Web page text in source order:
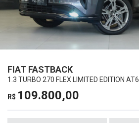
FIAT FASTBACK
1.3 TURBO 270 FLEX LIMITED EDITION AT6
R$ 109.800,00